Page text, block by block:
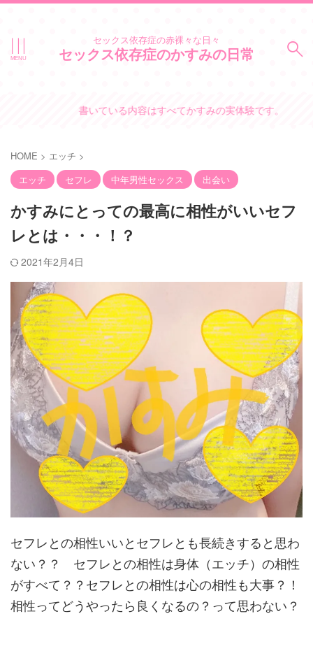
セックス依存症の赤裸々な日々
セックス依存症のかすみの日常
書いている内容はすべてかすみの実体験です。
HOME > エッチ >
エッチ
セフレ 中年男性セックス 出会い
かすみにとっての最高に相性がいいセフ
レとは・・・！？
2021年2月4日
セフレとの相性いいとセフレとも長続きすると思わ
ない？？ セフレとの相性は身体（エッチ）の相性
がすべて？？セフレとの相性は心の相性も大事？！
相性ってどうやったら良くなるの？ って思わない？